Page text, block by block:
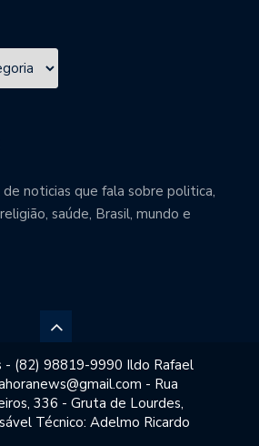
noticias que fala sobre politica,
saúde, Brasil, mundo e
- (82) 98819-9990 Ildo Rafael
- Rua
336 - Gruta de Lourdes,
Técnico: Adelmo Ricardo